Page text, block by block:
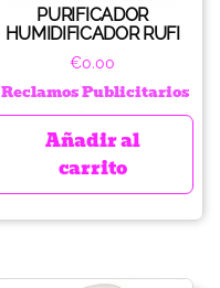
PURIFICADOR
HUMIDIFICADOR RUFI
€0.00
Reclamos Publicitarios
Añadir al
carrito